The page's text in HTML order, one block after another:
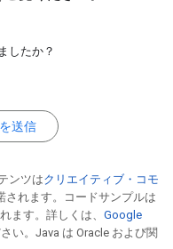
したか？
送信
ンツはクリエイティブ・コモ
されます。コードサンプルは
ます。詳しくは、 Google
い。Java は Oracle および関